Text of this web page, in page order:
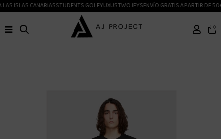
ISLAS CANARIASSTUDENTS GOLFYUXUSTWOJEYSENVÍO GRATIS A PARTIR DE 50€
0